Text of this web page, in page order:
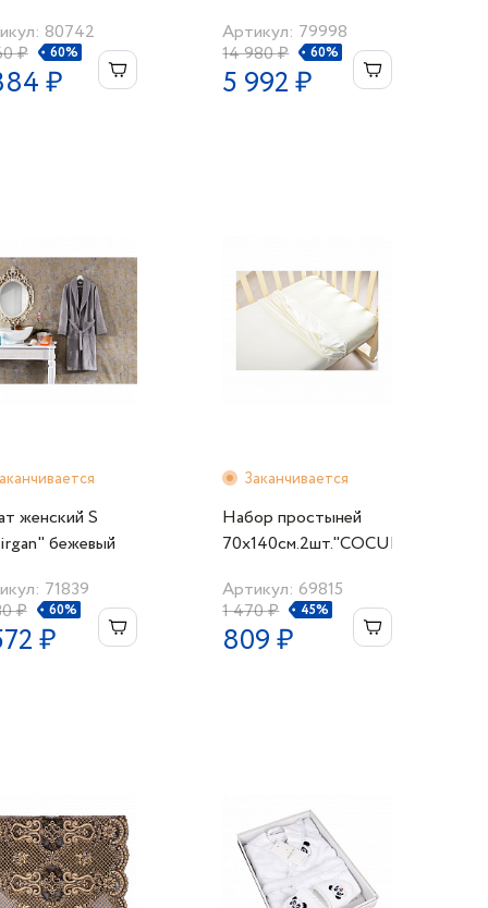
80742
₽
60%
₽
серое
Артикул: 79998
14 980 ₽
60%
5 992 ₽
женский S
бежевый
71839
₽
60%
₽
Заканчивается
Набор простыней
70х140см.2шт."COCUK
Артикул: 69815
1 470 ₽
45%
809 ₽